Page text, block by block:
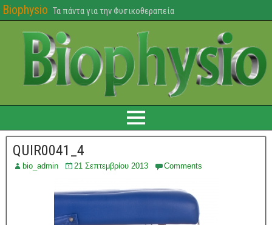
Biophysio Τα πάντα για την Φυσικοθεραπεία
QUIR0041_4
bio_admin 21 Σεπτεμβρίου 2013 Comments